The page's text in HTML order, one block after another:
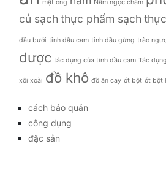
mật ong Nấm ngọc châm
củ sạch thực phẩm sạch
dầu bưởi tinh dầu cam tinh dầu gừng trào
dược tác dụng của tinh dầu cam Tác
xôi xoài đồ khô đồ ăn cay ớt bột ớt bột
cách bảo quản
công dụng
đặc sản